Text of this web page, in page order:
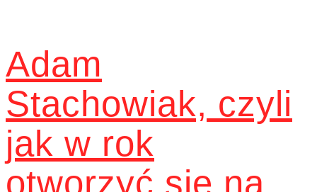
Adam
Stachowiak, czyli
jak w rok
otworzyć się na